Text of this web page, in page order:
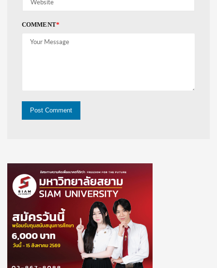
COMMENT*